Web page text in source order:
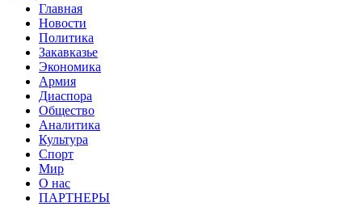
Главная
Новости
Политика
Закавказье
Экономика
Армия
Диаспора
Общество
Аналитика
Культура
Спорт
Мир
О нас
ПАРТНЕРЫ